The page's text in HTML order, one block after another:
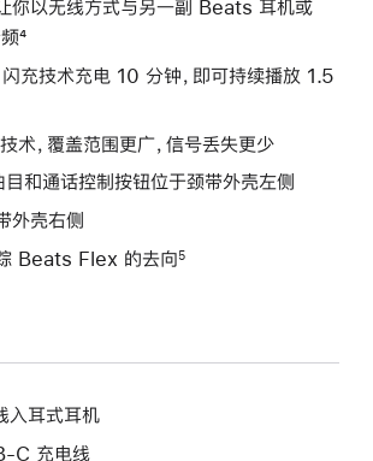
你以无线方式与另一副 Beats 耳机或
⁴
充技术充电 10 分钟，即可持续播放 1.5
术，覆盖范围更广，信号丢失更少
目和通话控制按钮位于颈带外壳左侧
外壳右侧
Beats Flex 的去向 5
耳式耳机
C 充电线